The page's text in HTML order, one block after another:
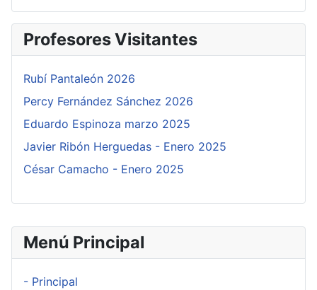
Menú Principal
- Principal
Profesores Visitantes
Rubí Pantaleón 2026
Percy Fernández Sánchez 2026
Eduardo Espinoza marzo 2025
Javier Ribón Herguedas - Enero 2025
César Camacho - Enero 2025